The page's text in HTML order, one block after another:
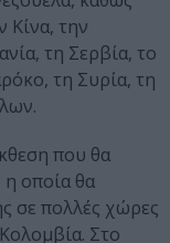
Κίνα, την
τη Σερβία, το
τη Συρία, τη
που θα
οποία θα
σε πολλές χώρες
Στο